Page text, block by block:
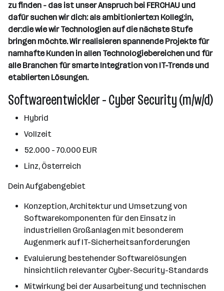
zu finden - das ist unser Anspruch bei FERCHAU und
dafür suchen wir dich: als ambitionierte:n Kolleg:in,
der:die wie wir Technologien auf die nächste Stufe
bringen möchte. Wir realisieren spannende Projekte für
namhafte Kunden in allen Technologiebereichen und für
alle Branchen für smarte Integration von IT-Trends und
etablierten Lösungen.
Softwareentwickler - Cyber Security (m/w/d)
Hybrid
Vollzeit
52.000 - 70.000 EUR
Linz, Österreich
Dein Aufgabengebiet
Konzeption, Architektur und Umsetzung von
Softwarekomponenten für den Einsatz in
industriellen Großanlagen mit besonderem
Augenmerk auf IT-Sicherheitsanforderungen
Evaluierung bestehender Softwarelösungen
hinsichtlich relevanter Cyber-Security-Standards
Mitwirkung bei der Ausarbeitung und technischen